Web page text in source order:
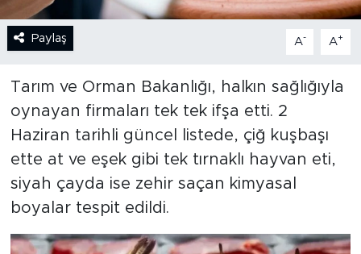
Paylaş A- A+
Tarım ve Orman Bakanlığı, halkın sağlığıyla
oynayan firmaları tek tek ifşa etti. 2
Haziran tarihli güncel listede, çiğ kuşbaşı
ette at ve eşek gibi tek tırnaklı hayvan eti,
siyah çayda ise zehir saçan kimyasal
boyalar tespit edildi.
YAZARLAR
EKONOMİ
SPOR